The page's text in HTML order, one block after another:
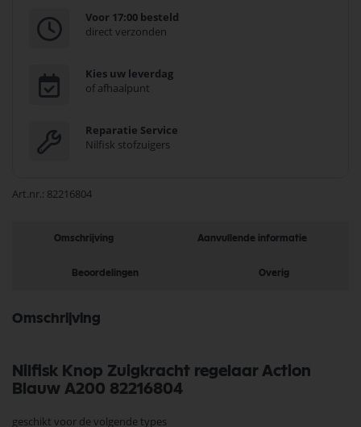
Voor 17:00 besteld
direct verzonden
Kies uw leverdag
of afhaalpunt
Reparatie Service
Nilfisk stofzuigers
Art.nr. 82216804
Omschrijving Aanvullende informatie
Beoordelingen Overig
Omschrijving
Nilfisk Knop Zuigkracht regelaar Action
Blauw A200 82216804
geschikt voor de volgende types